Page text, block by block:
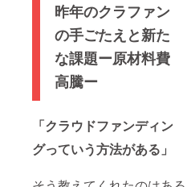
昨年のクラファン
の手ごたえと新た
な課題ー原材料費
高騰ー
「クラウドファンディン
グっていう方法がある」